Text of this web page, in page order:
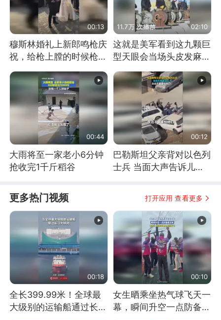
00:13
穆斯林婚礼上新郎鸣枪庆
祝，给枪上膛的时候枪口
11.7万 次播放 02:10
这就是美军看到这九颗巨
型天眼会当场头皮发麻的
00:44
大雨将至一家老小6分钟
抢收完1千斤稻谷
00:12
巴勒斯坦父亲背对以色列
士兵 当面大声告诉儿
更多热门视频 打开应用 查看更多
00:18
全长399.99米！全球最
大级别的运输船通过长江
00:10
女生晒乘坐热气球飞天一
幕，瞬间升空一点防备都